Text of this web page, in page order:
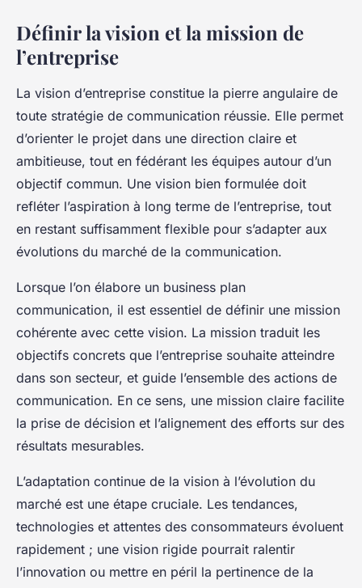
Définir la vision et la mission de
l’entreprise
La vision d’entreprise constitue la pierre angulaire de
toute stratégie de communication réussie. Elle permet
d’orienter le projet dans une direction claire et
ambitieuse, tout en fédérant les équipes autour d’un
objectif commun. Une vision bien formulée doit
refléter l’aspiration à long terme de l’entreprise, tout
en restant suffisamment flexible pour s’adapter aux
évolutions du marché de la communication.
Lorsque l’on élabore un business plan
communication, il est essentiel de définir une mission
cohérente avec cette vision. La mission traduit les
objectifs concrets que l’entreprise souhaite atteindre
dans son secteur, et guide l’ensemble des actions de
communication. En ce sens, une mission claire facilite
la prise de décision et l’alignement des efforts sur des
résultats mesurables.
L’adaptation continue de la vision à l’évolution du
marché est une étape cruciale. Les tendances,
technologies et attentes des consommateurs évoluent
rapidement ; une vision rigide pourrait ralentir
l’innovation ou mettre en péril la pertinence de la